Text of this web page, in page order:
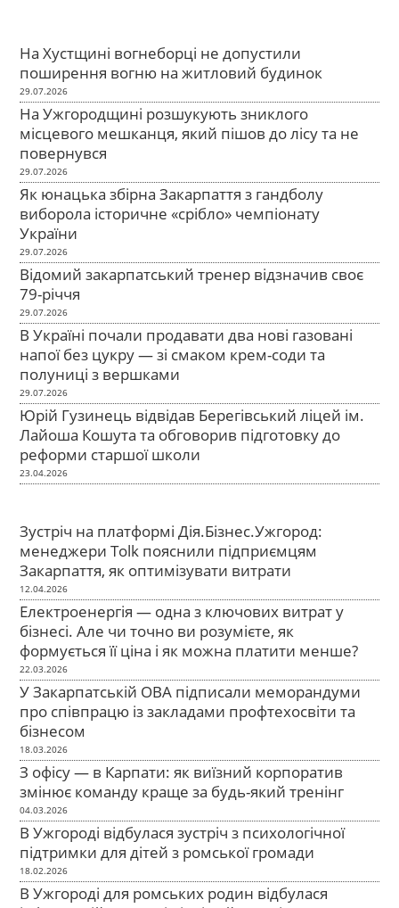
На Хустщині вогнеборці не допустили
поширення вогню на житловий будинок
29.07.2026
На Ужгородщині розшукують зниклого
місцевого мешканця, який пішов до лісу та не
повернувся
29.07.2026
Як юнацька збірна Закарпаття з гандболу
виборола історичне «срібло» чемпіонату
України
29.07.2026
Відомий закарпатський тренер відзначив своє
79-річчя
29.07.2026
В Україні почали продавати два нові газовані
напої без цукру — зі смаком крем-соди та
полуниці з вершками
29.07.2026
Юрій Гузинець відвідав Берегівський ліцей ім.
Лайоша Кошута та обговорив підготовку до
реформи старшої школи
23.04.2026
Зустріч на платформі Дія.Бізнес.Ужгород:
менеджери Tolk пояснили підприємцям
Закарпаття, як оптимізувати витрати
12.04.2026
Електроенергія — одна з ключових витрат у
бізнесі. Але чи точно ви розумієте, як
формується її ціна і як можна платити менше?
22.03.2026
У Закарпатській ОВА підписали меморандуми
про співпрацю із закладами профтехосвіти та
бізнесом
18.03.2026
З офісу — в Карпати: як виїзний корпоратив
змінює команду краще за будь-який тренінг
04.03.2026
В Ужгороді відбулася зустріч з психологічної
підтримки для дітей з ромської громади
18.02.2026
В Ужгороді для ромських родин відбулася